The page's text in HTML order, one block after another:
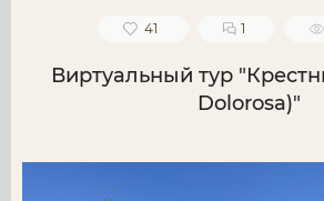
41 1
Виртуальный тур
Dolorosa)"